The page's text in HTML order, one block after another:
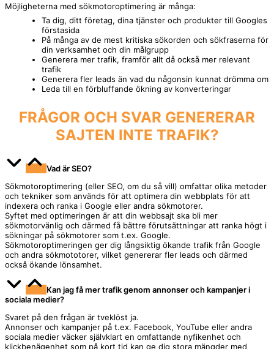
Möjligheterna med sökmotoroptimering är många:
Ta dig, ditt företag, dina tjänster och produkter till Googles
förstasida
På många av de mest kritiska sökorden och sökfraserna för
din verksamhet och din målgrupp
Generera mer trafik, framför allt då också mer relevant
trafik
Generera fler leads än vad du någonsin kunnat drömma om
Leda till en förbluffande ökning av konverteringar
FRÅGOR OCH SVAR GENERERAR
SAJTEN INTE TRAFIK?
Vad är SEO?
Sökmotoroptimering (eller SEO, om du så vill) omfattar olika metoder
och tekniker som används för att optimera din webbplats för att
indexera och ranka i Google eller andra sökmotorer.
Syftet med optimeringen är att din webbsajt ska bli mer
sökmotorvänlig och därmed få bättre förutsättningar att ranka högt i
sökningar på sökmotorer som t.ex. Google.
Sökmotoroptimeringen ger dig långsiktig ökande trafik från Google
och andra sökmototorer, vilket genererar fler leads och därmed
också ökande lönsamhet.
Kan jag få mer trafik genom annonser och kampanjer i
sociala medier?
Svaret på den frågan är tveklöst ja.
Annonser och kampanjer på t.ex. Facebook, YouTube eller andra
sociala medier väcker självklart en omfattande nyfikenhet och
klickbenägenhet som på kort tid kan ge dig stora mängder med